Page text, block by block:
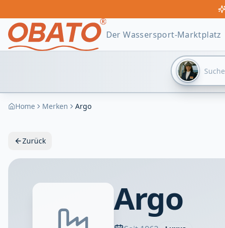
Der Wassersport-Marktplatz
Home Merken Argo
Zurück
Argo